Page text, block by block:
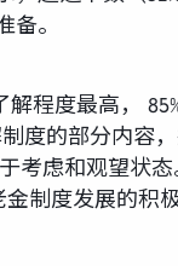
。
程度最高，
度的部分内容
考虑和观望状
制度发展的积极